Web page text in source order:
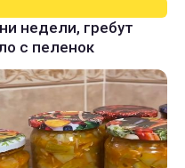
недели, гребут
с пеленок